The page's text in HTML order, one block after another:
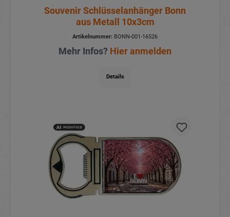
Souvenir Schlüsselanhänger Bonn
aus Metall 10x3cm
Artikelnummer: BONN-001-16526
Mehr Infos? Hier anmelden
Details